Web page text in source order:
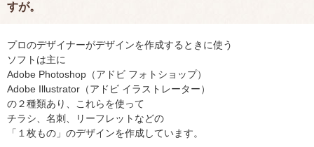
すが。
プロのデザイナーがデザインを作成するときに使う
ソフトは主に
Adobe Photoshop（アドビ フォトショップ）
Adobe Illustrator（アドビ イラストレーター）
の２種類あり、これらを使って
チラシ、名刺、リーフレットなどの
「１枚もの」のデザインを作成しています。